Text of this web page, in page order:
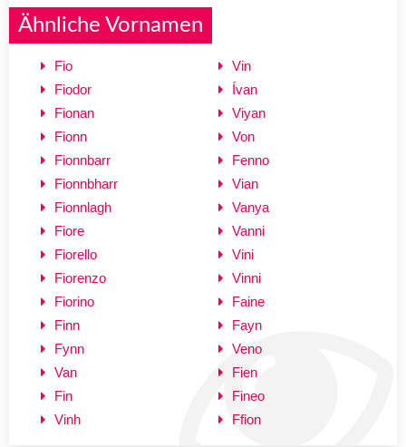
Ähnliche Vornamen
Fio
Fiodor
Fionan
Fionn
Fionnbarr
Fionnbharr
Fionnlagh
Fiore
Fiorello
Fiorenzo
Fiorino
Finn
Fynn
Van
Fin
Vinh
Vin
Ívan
Viyan
Von
Fenno
Vian
Vanya
Vanni
Vini
Vinni
Faine
Fayn
Veno
Fien
Fineo
Ffion